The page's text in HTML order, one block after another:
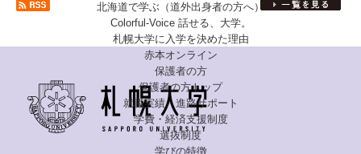
北海道で学ぶ （道外出身者の方へ）
Colorful-Voice 話せる、大学。
札幌大学に入学を決めた理由
赤本オンライン
保護者の方
保護者の方トップ
就職実績・進路サポート
学費・経済支援制度
選抜制度
学びの特徴